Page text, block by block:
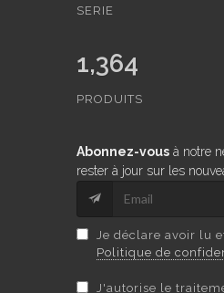
SERIE
1,364
PRODUITS
Abonnez-vous à notre
rester à jour sur les
Je déclare avoir lu
Politique de
J'autorise le